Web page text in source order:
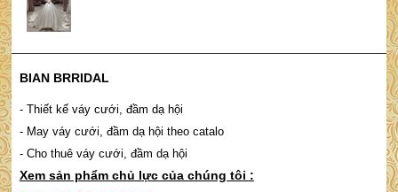
BIAN BRRIDAL
- Thiết kế váy cưới, đầm dạ hội
- May váy cưới, đầm dạ hội theo catalo
- Cho thuê váy cưới, đầm dạ hội
Xem sản phẩm chủ lực của chúng tôi :